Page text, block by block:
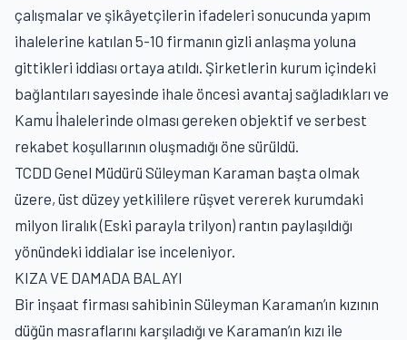
çalışmalar ve şikâyetçilerin ifadeleri sonucunda yapım
ihalelerine katılan 5-10 firmanın gizli anlaşma yoluna
gittikleri iddiası ortaya atıldı. Şirketlerin kurum içindeki
bağlantıları sayesinde ihale öncesi avantaj sağladıkları ve
Kamu İhalelerinde olması gereken objektif ve serbest
rekabet koşullarının oluşmadığı öne sürüldü.
TCDD Genel Müdürü Süleyman Karaman başta olmak
üzere, üst düzey yetkililere rüşvet vererek kurumdaki
milyon liralık (Eski parayla trilyon) rantın paylaşıldığı
yönündeki iddialar ise inceleniyor.
KIZA VE DAMADA BALAYI
Bir inşaat firması sahibinin Süleyman Karaman’ın kızının
düğün masraflarını karşıladığı ve Karaman’ın kızı ile